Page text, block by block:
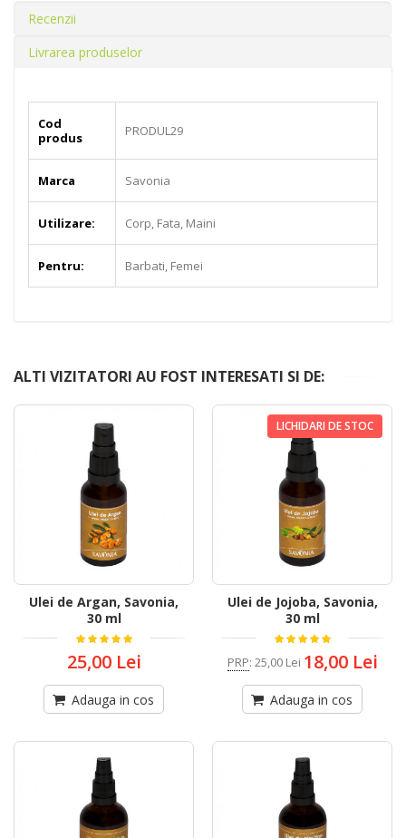
Recenzii
Livrarea produselor
Cod
produs
PRODUL29
Marca Savonia
Utilizare: Corp, Fata, Maini
Pentru: Barbati, Femei
ALTI VIZITATORI AU FOST INTERESATI SI DE:
Ulei de Argan, Savonia,
30 ml
25,00 Lei
Adauga in cos
LICHIDARI DE STOC
Ulei de Jojoba, Savonia,
30 ml
PRP: 25,00 Lei 18,00 Lei
Adauga in cos